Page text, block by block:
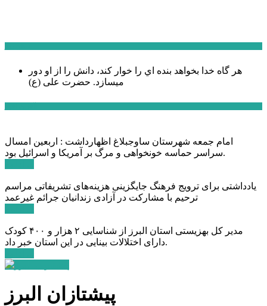
هر گاه خدا بخواهد بنده اي را خوار كند، دانش را از او دور
میسازد. حضرت علی (ع)
امام جمعه شهرستان ساوجبلاغ اظهارداشت : اربعین امسال
سراسر حماسه خونخواهی و مرگ بر آمریکا و اسرائیل بود.
یادداشتی برای ترویج فرهنگ جایگزینی هزینه‌های تشریفاتی مراسم
ترحیم با مشارکت در آزادی زندانیان جرائم غیرعمد
مدیر کل بهزیستی استان البرز از شناسایی ۲ هزار و ۴۰۰ کودک
دارای اختلالات بینایی در این استان خبر داد.
پیشتازان البرز